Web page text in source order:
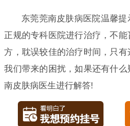
东莞莞南皮肤病医院温馨
正规的专科医院进行治疗，不
方，耽误较佳的治疗时间，只
我们带来的困扰，如果还有什
南皮肤病医生进行解答!